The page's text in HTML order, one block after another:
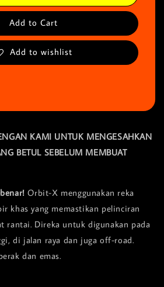
Add to Cart
Add to wishlist
KAMI UNTUK MENGESAHKAN
BETUL SEBELUM MEMBUAT
Orbit-X menggunakan reka
khas yang memastikan pelinciran
rantai. Direka untuk digunakan pada
di jalan raya dan juga off-road.
dan emas.